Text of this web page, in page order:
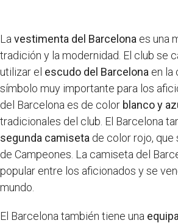
La vestimenta del Barcelona es una
tradición y la modernidad. El club se
utilizar el escudo del Barcelona en la
símbolo muy importante para los
del Barcelona es de color blanco y
tradicionales del club. El Barcelona
segunda camiseta de color rojo, que
de Campeones. La camiseta del
popular entre los aficionados y se
mundo.
El Barcelona también tiene una